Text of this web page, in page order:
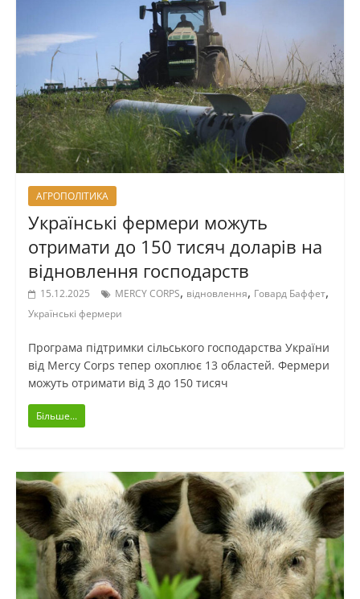
АГРОПОЛІТИКА
Українські фермери можуть
отримати до 150 тисяч доларів на
відновлення господарств
15.12.2025 MERCY CORPS, відновлення, Говард Баффет,
Українські фермери
Програма підтримки сільського господарства України
від Mercy Corps тепер охоплює 13 областей. Фермери
можуть отримати від 3 до 150 тисяч
Більше...